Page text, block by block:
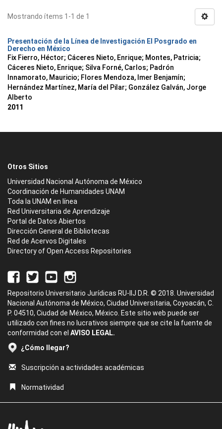
Mostrando ítems 1-1 de 1
Presentación de la Línea de Investigación El Posgrado en
Derecho en México
Fix Fierro, Héctor; Cáceres Nieto, Enrique; Montes, Patricia;
Cáceres Nieto, Enrique; Silva Forné, Carlos; Padrón
Innamorato, Mauricio; Flores Mendoza, Imer Benjamín;
Hernández Martínez, María del Pilar; González Galván, Jorge
Alberto
2011
Otros Sitios
Universidad Nacional Autónoma de México
Coordinación de Humanidades UNAM
Toda la UNAM en línea
Red Universitaria de Aprendizaje
Portal de Datos Abiertos
Dirección General de Bibliotecas
Red de Acervos Digitales
Directory of Open Access Repositories
Repositorio Universitario Jurídicas RU-IIJ D.R. © 2018. Universidad
Nacional Autónoma de México, Ciudad Universitaria, Coyoacán, C.
P. 04510, Ciudad de México, México. Este sitio web puede ser
utilizado con fines no lucrativos siempre que se cite la fuente de
conformidad con el AVISO LEGAL.
¿Cómo llegar?
Suscripción a actividades académicas
Normatividad